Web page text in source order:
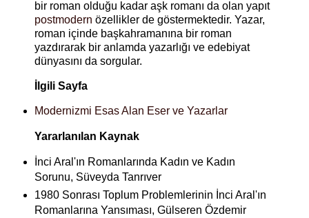
bir roman olduğu kadar aşk romanı da olan yapıt
postmodern özellikler de göstermektedir. Yazar,
roman içinde başkahramanına bir roman
yazdırarak bir anlamda yazarlığı ve edebiyat
dünyasını da sorgular.
İlgili Sayfa
Modernizmi Esas Alan Eser ve Yazarlar
Yararlanılan Kaynak
İnci Aral'ın Romanlarında Kadın ve Kadın
Sorunu, Süveyda Tanrıver
1980 Sonrası Toplum Problemlerinin İnci Aral'ın
Romanlarına Yansıması, Gülseren Özdemir